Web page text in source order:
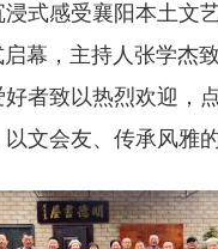
式感受襄阳本土文
幕，主持人张学杰
者致以热烈欢迎，
文会友、传承风雅